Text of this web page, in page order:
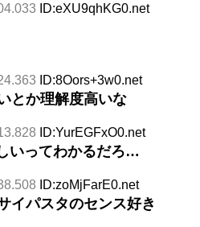
ID:eXU9qhKG0.net
ID:8Oors+3w0.net
とか理解度高いな
ID:YurEGFxO0.net
いってわかるだろ…
ID:zoMjFarE0.net
イパスタのセンス好き